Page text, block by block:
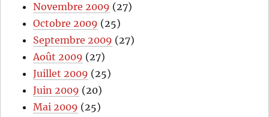
Novembre 2009 (27)
Octobre 2009 (25)
Septembre 2009 (27)
Août 2009 (27)
Juillet 2009 (25)
Juin 2009 (20)
Mai 2009 (25)